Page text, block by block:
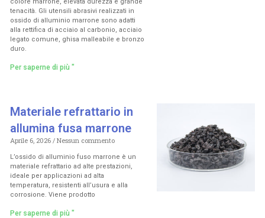
tenacità. Gli utensili abrasivi realizzati in
ossido di alluminio marrone sono adatti
alla rettifica di acciaio al carbonio, acciaio
legato comune, ghisa malleabile e bronzo
duro.
Per saperne di più "
Materiale refrattario in
allumina fusa marrone
Aprile 6, 2026 Nessun commento
L’ossido di alluminio fuso marrone è un
materiale refrattario ad alte prestazioni,
ideale per applicazioni ad alta
temperatura, resistenti all’usura e alla
corrosione. Viene prodotto
Per saperne di più "